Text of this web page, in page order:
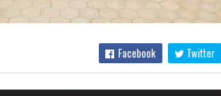
Facebook Twitter